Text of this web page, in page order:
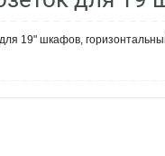
19" шкафов,